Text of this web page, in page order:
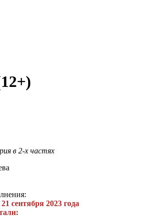
в 2-х частях
сентября 2023 года